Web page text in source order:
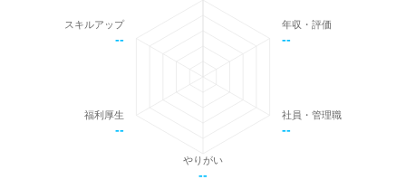
年収・評価
--
社員・管理職
--
やりがい
--
福利厚生
--
スキルアップ
--